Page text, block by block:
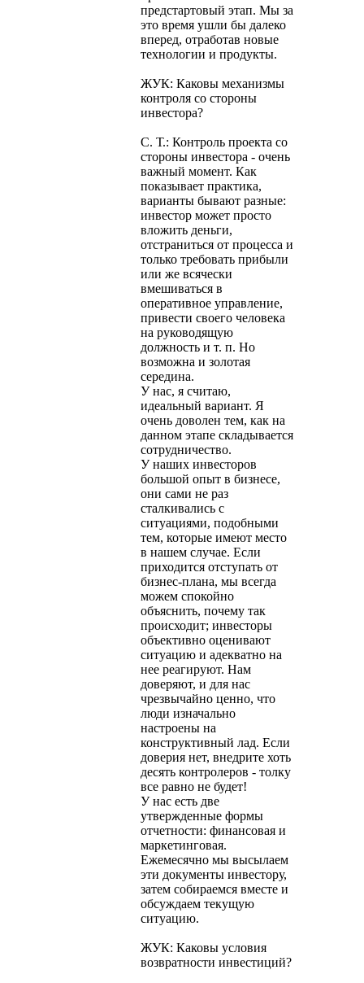
предстартовый этап. Мы за
это время ушли бы далеко
вперед, отработав новые
технологии и продукты.
ЖУК: Каковы механизмы
контроля со стороны
инвестора?
С. Т.: Контроль проекта со
стороны инвестора - очень
важный момент. Как
показывает практика,
варианты бывают разные:
инвестор может просто
вложить деньги,
отстраниться от процесса и
только требовать прибыли
или же всячески
вмешиваться в
оперативное управление,
привести своего человека
на руководящую
должность и т. п. Но
возможна и золотая
середина.
У нас, я считаю,
идеальный вариант. Я
очень доволен тем, как на
данном этапе складывается
сотрудничество.
У наших инвесторов
большой опыт в бизнесе,
они сами не раз
сталкивались с
ситуациями, подобными
тем, которые имеют место
в нашем случае. Если
приходится отступать от
бизнес-плана, мы всегда
можем спокойно
объяснить, почему так
происходит; инвесторы
объективно оценивают
ситуацию и адекватно на
нее реагируют. Нам
доверяют, и для нас
чрезвычайно ценно, что
люди изначально
настроены на
конструктивный лад. Если
доверия нет, внедрите хоть
десять контролеров - толку
все равно не будет!
У нас есть две
утвержденные формы
отчетности: финансовая и
маркетинговая.
Ежемесячно мы высылаем
эти документы инвестору,
затем собираемся вместе и
обсуждаем текущую
ситуацию.
ЖУК: Каковы условия
возвратности инвестиций?